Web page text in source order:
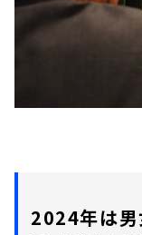
2024年は男